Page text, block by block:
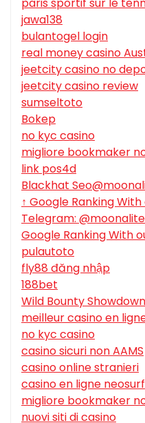
jawa138
bulantogel login
real money casino
jeetcity casino no
jeetcity casino review
sumseltoto
Bokep
no kyc casino
migliore bookmaker
link pos4d
Blackhat
↑ Google Ranking With
Telegram:
Google Ranking With
pulautoto
fly88 đăng nhập
188bet
Wild Bounty Showdown
meilleur casino en
no kyc casino
casino sicuri non AAMS
casino online stranieri
casino en ligne neosurf
migliore bookmaker
nuovi siti di casino